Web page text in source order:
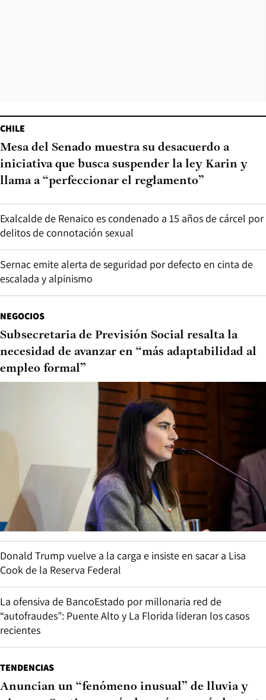
CHILE
Mesa del Senado muestra su desacuerdo a
iniciativa que busca suspender la ley Karin y
llama a “perfeccionar el reglamento”
Exalcalde de Renaico es condenado a 15 años de cárcel por
delitos de connotación sexual
Sernac emite alerta de seguridad por defecto en cinta de
escalada y alpinismo
NEGOCIOS
Subsecretaria de Previsión Social resalta la
necesidad de avanzar en “más adaptabilidad al
empleo formal”
Donald Trump vuelve a la carga e insiste en sacar a Lisa
Cook de la Reserva Federal
La ofensiva de BancoEstado por millonaria red de
“autofraudes”: Puente Alto y La Florida lideran los casos
recientes
TENDENCIAS
Anuncian un “fenómeno inusual” de lluvia y